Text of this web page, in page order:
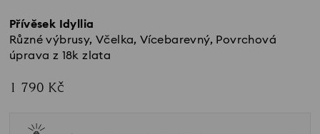
Přívěsek Idyllia
Různé výbrusy, Včelka, Vícebarevný, Povrchová
úprava z 18k zlata
1 790 Kč